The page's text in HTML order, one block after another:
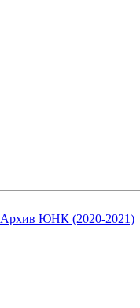
Архив ЮНК (2020-2021)